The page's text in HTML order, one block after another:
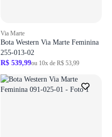
Via Marte
Bota Western Via Marte Feminina
255-013-02
R$ 539,99ou 10x de R$ 53,99